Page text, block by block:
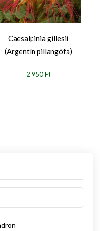
Caesalpinia gillesii
(Argentín pillangófa)
2 950 Ft